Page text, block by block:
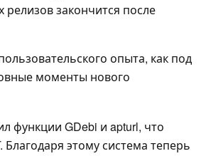
закончится после
опыта, как под
моменты нового
функции GDebi и apturl, что
этому система теперь